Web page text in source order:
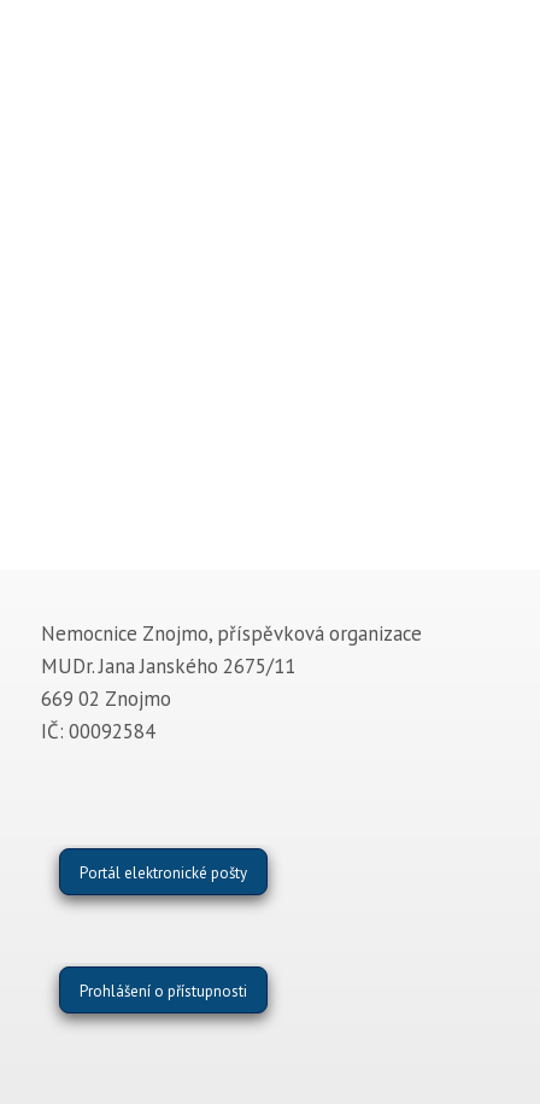
Nemocnice Znojmo, příspěvková organizace
MUDr. Jana Janského 2675/11
669 02 Znojmo
IČ: 00092584
Portál elektronické pošty
Prohlášení o přístupnosti